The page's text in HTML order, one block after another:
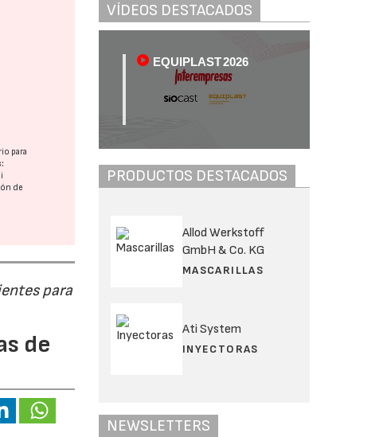
para
de
para
de
VÍDEOS DESTACADOS
EQUIPLAST 2026
PRODUCTOS DESTACADOS
Allod Werkstoff
GmbH & Co. KG
MASCARILLAS
Ati System
INYECTORAS
NEWSLETTERS